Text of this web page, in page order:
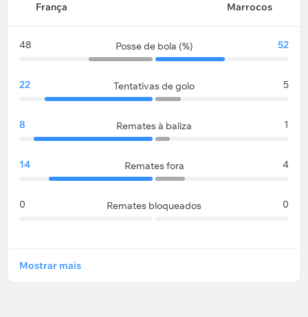
França Marrocos
48 Posse de bola (%) 52
22 Tentativas de golo 5
8 Remates à baliza 1
14 Remates fora 4
0 Remates bloqueados 0
Mostrar mais